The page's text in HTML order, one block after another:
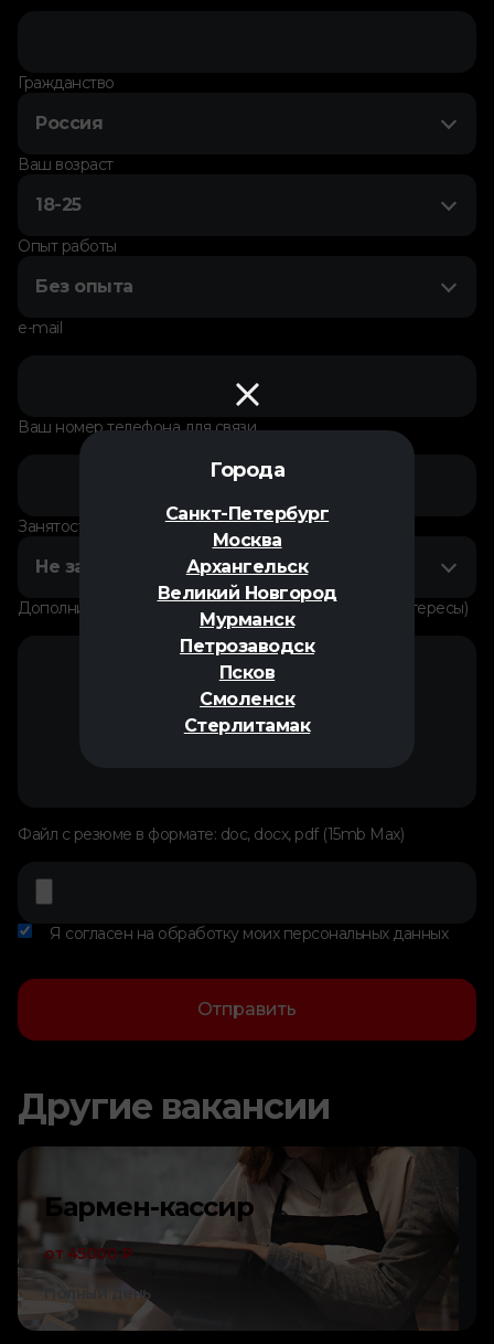
Города
Санкт-Петербург
Москва
Архангельск
Великий Новгород
Мурманск
Петрозаводск
Псков
Смоленск
Стерлитамак
Гражданство
Россия
Ваш возраст
18-25
Опыт работы
Без опыта
e-mail
Ваш номер телефона для связи
Занятость на данный момент
Не занят
Дополнительная информация о себе (увлечения, интересы)
Файл с резюме в формате: doc, docx, pdf (15mb Max)
Я согласен на обработку моих персональных данных
Отправить
Другие вакансии
Бармен-кассир
от 45000 ₽
Полный день